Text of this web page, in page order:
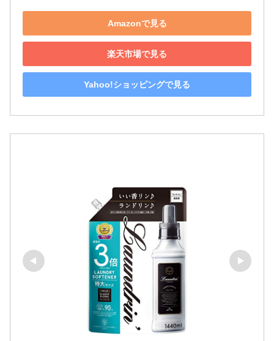
Amazonで見る
楽天市場で見る
Yahoo!ショッピングで見る